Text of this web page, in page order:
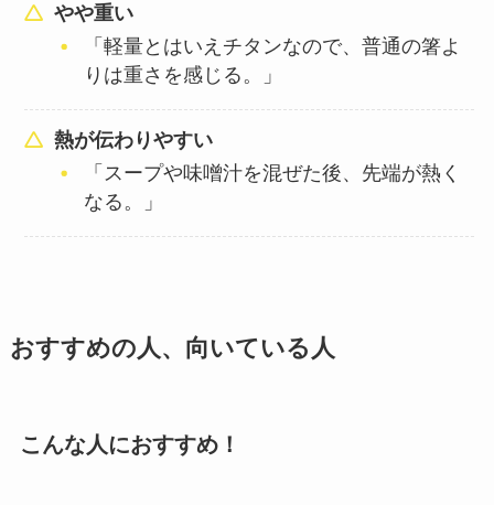
やや重い
「軽量とはいえチタンなので、普通の箸よ
りは重さを感じる。」
熱が伝わりやすい
「スープや味噌汁を混ぜた後、先端が熱く
なる。」
おすすめの人、向いている人
こんな人におすすめ！